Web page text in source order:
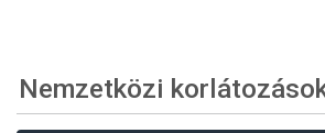
Nemzetközi